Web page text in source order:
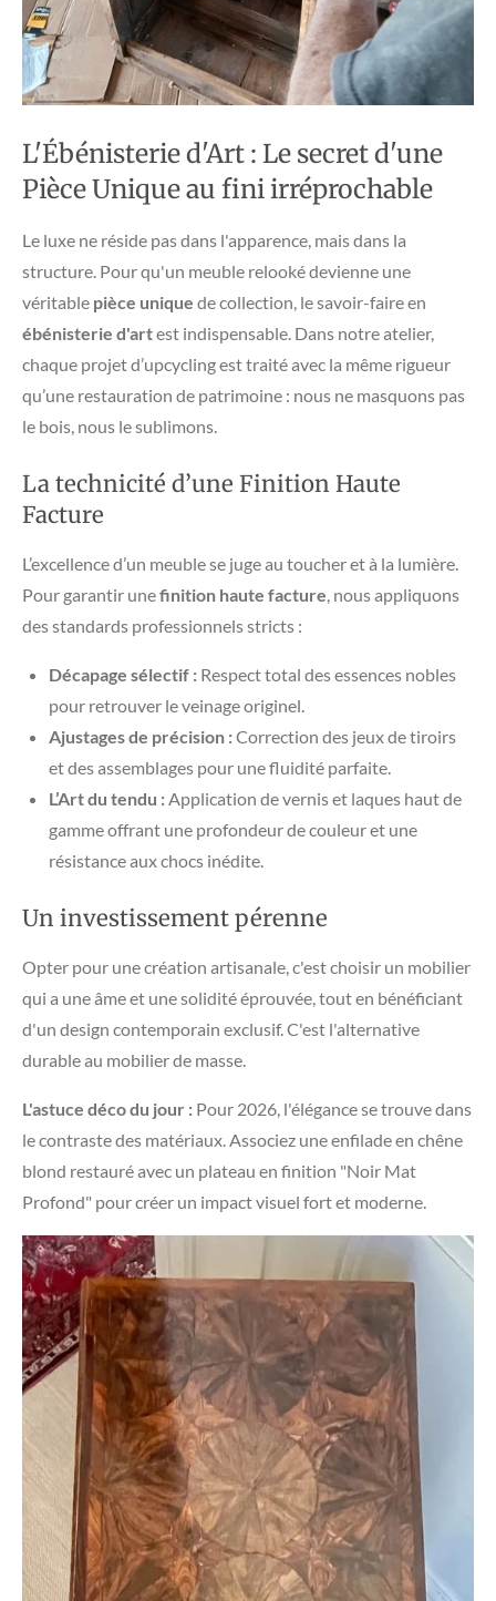
L'Ébénisterie d'Art : Le secret d'une
Pièce Unique au fini irréprochable
​Le luxe ne réside pas dans l'apparence, mais dans la
structure. Pour qu'un meuble relooké devienne une
véritable pièce unique de collection, le savoir-faire en
ébénisterie d'artest indispensable. Dans notre atelier,
chaque projet d’upcycling est traité avec la même rigueur
qu’une restauration de patrimoine : nous ne masquons pas
le bois, nous le sublimons.
​La technicité d’une Finition Haute
Facture
​L’excellence d’un meuble se juge au toucher et à la lumière.
Pour garantir unefinition haute facture, nous appliquons
des standards professionnels stricts :
Décapage sélectif : Respect total des essences nobles
pour retrouver le veinage originel.
Ajustages de précision :Correction des jeux de tiroirs
et des assemblages pour une fluidité parfaite.
L’Art du tendu :Application de vernis et laques haut de
gamme offrant une profondeur de couleur et une
résistance aux chocs inédite.
Un investissement pérenne
​Opter pour une création artisanale, c'est choisir un mobilier
qui a une âme et une solidité éprouvée, tout en bénéficiant
d'un design contemporain exclusif. C'est l'alternative
durable au mobilier de masse.
L'astuce déco du jour : Pour 2026, l'élégance se trouve dans
le contraste des matériaux. Associez une enfilade en chêne
blond restauré avec un plateau en finition "Noir Mat
Profond" pour créer un impact visuel fort et moderne.